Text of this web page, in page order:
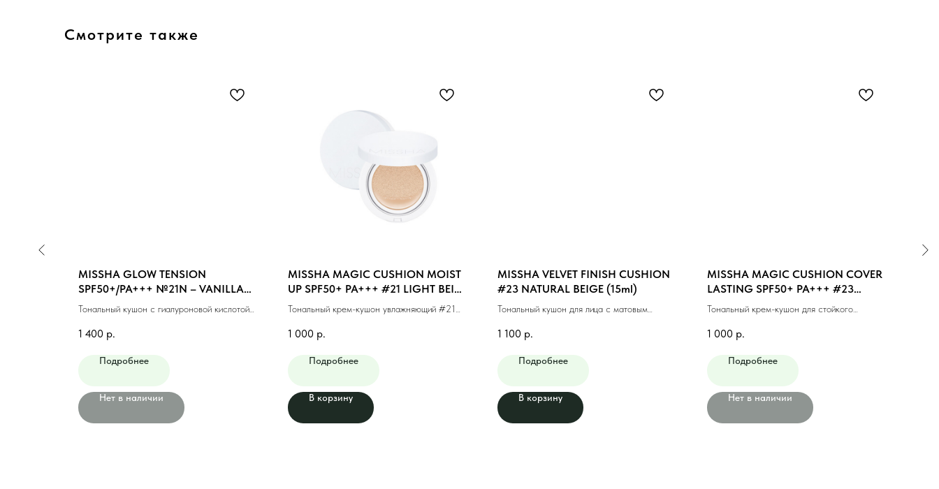
Смотрите также
MISSHA GLOW TENSION
SPF50+/PA+++ №21N – VANILLA
(NEUTRAL) (15gr)
Тональный кушон с гиалуроновой кислотой
1 400 р.
Подробнее
Нет в наличии
MISSHA MAGIC CUSHION MOIST
UP SPF50+ PA+++ #21 LIGHT BEIGE
(15g)
Тональный крем-кушон увлажняющий #21
1 000 р.
Подробнее
В корзину
MISSHA VELVET FINISH CUSHION
#23 NATURAL BEIGE (15ml)
Тональный кушон для лица с матовым
1 100 р.
Подробнее
В корзину
MISSHA MAGIC CUSHION COVER
LASTING SPF50+ PA+++ #23
MEDIUM BEIGE (15ml)
Тональный крем-кушон для стойкого
1 000 р.
Подробнее
Нет в наличии